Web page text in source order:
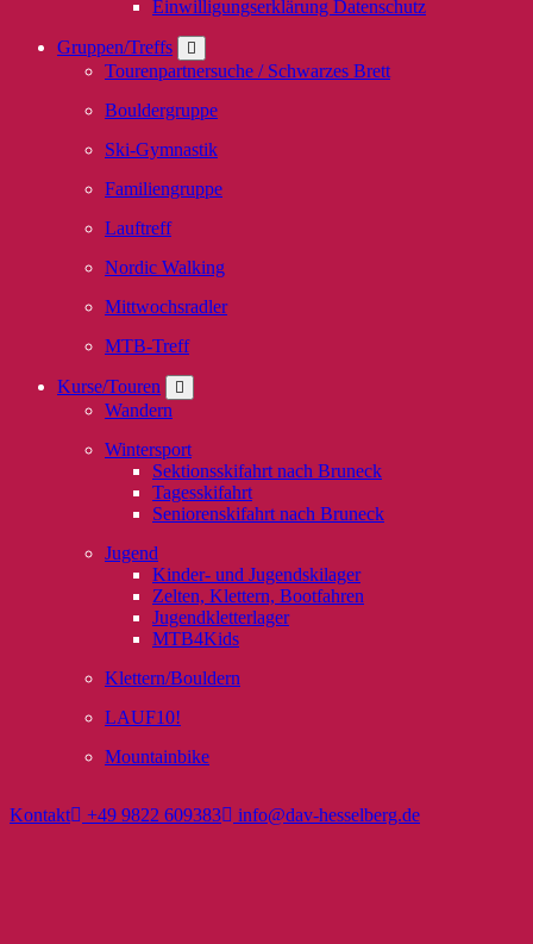
Einwilligungserklärung Datenschutz
Gruppen/Treffs
Tourenpartnersuche / Schwarzes Brett
Bouldergruppe
Ski-Gymnastik
Familiengruppe
Lauftreff
Nordic Walking
Mittwochsradler
MTB-Treff
Kurse/Touren
Wandern
Wintersport
Sektionsskifahrt nach Bruneck
Tagesskifahrt
Seniorenskifahrt nach Bruneck
Jugend
Kinder- und Jugendskilager
Zelten, Klettern, Bootfahren
Jugendkletterlager
MTB4Kids
Klettern/Bouldern
LAUF10!
Mountainbike
Kontakt +49 9822 609383 info@dav-hesselberg.de